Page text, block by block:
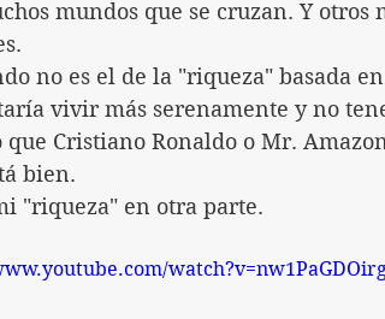
mundos que se cruzan. Y
no es el de la "riqueza" basada
vivir más serenamente y no
que Cristiano Ronaldo o Mr.
bien.
"riqueza" en otra parte.